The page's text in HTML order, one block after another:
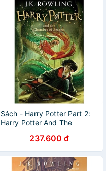
Sách - Harry Potter Part 2:
Harry Potter And The
(Paperback)237.600 đ